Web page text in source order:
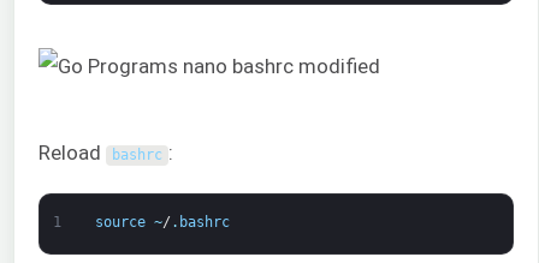
Reload bashrc :
1 source ~/ . bashrc